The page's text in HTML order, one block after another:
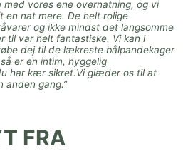
med vores ene overnatning, og vi
en nat mere. De helt rolige
og ikke mindst det langsomme
til var helt fantastiske. Vi kan i
dej til de lækreste bålpandekager
er en intim, hyggelig
har kær sikret.Vi glæder os til at
anden gang.”
FRA